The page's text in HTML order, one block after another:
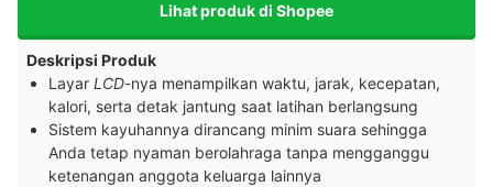
Lihat produk di Shopee
Deskripsi Produk
Layar LCD-nya menampilkan waktu, jarak, kecepatan,
kalori, serta detak jantung saat latihan berlangsung
Sistem kayuhannya dirancang minim suara sehingga
Anda tetap nyaman berolahraga tanpa mengganggu
ketenangan anggota keluarga lainnya